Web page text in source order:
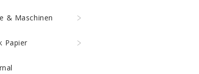
& Maschinen
Papier